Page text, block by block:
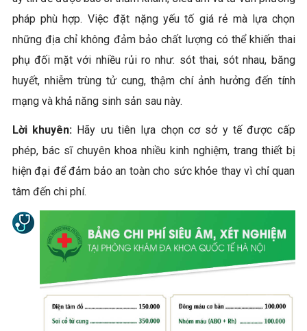
pháp phù hợp. Việc đặt nặng yếu tố giá rẻ mà lựa chọn
những địa chỉ không đảm bảo chất lượng có thể khiến thai
phụ đối mặt với nhiều rủi ro như: sót thai, sót nhau, băng
huyết, nhiễm trùng tử cung, thậm chí ảnh hưởng đến tính
mạng và khả năng sinh sản sau này.
Lời khuyên:Hãy ưu tiên lựa chọn cơ sở y tế được cấp
phép, bác sĩ chuyên khoa nhiều kinh nghiệm, trang thiết bị
hiện đại để đảm bảo an toàn cho sức khỏe thay vì chỉ quan
tâm đến chi phí.